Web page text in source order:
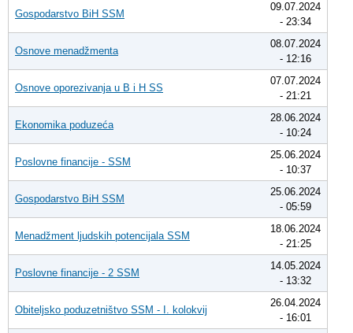
Gospodarstvo BiH SSM
09.07.2024
- 23:34
Osnove menadžmenta
08.07.2024
- 12:16
Osnove oporezivanja u B i H SS
07.07.2024
- 21:21
Ekonomika poduzeća
28.06.2024
- 10:24
Poslovne financije - SSM
25.06.2024
- 10:37
Gospodarstvo BiH SSM
25.06.2024
- 05:59
Menadžment ljudskih potencijala SSM
18.06.2024
- 21:25
Poslovne financije - 2 SSM
14.05.2024
- 13:32
Obiteljsko poduzetništvo SSM - I. kolokvij
26.04.2024
- 16:01